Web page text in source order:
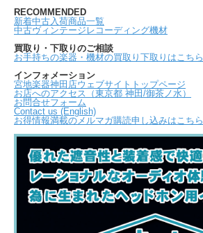
RECOMMENDED
新着中古入荷商品一覧
中古ヴィンテージレコーディング機材
買取り・下取りのご相談
お手持ちの楽器・機材の買取り下取りはこちら
インフォメーション
宮地楽器神田店ウェブサイトトップページ
お店へのアクセス（東京都 神田/御茶ノ水）
お問合せフォーム
Contact us (English)
お得情報満載のメルマガ購読申し込みはこちら